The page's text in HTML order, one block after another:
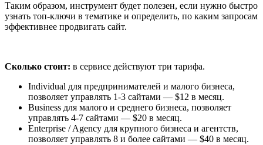
Таким образом, инструмент будет полезен, если нужно быстро
узнать топ-ключи в тематике и определить, по каким запросам
эффективнее продвигать сайт.
Сколько стоит: в сервисе действуют три тарифа.
Individual для предпринимателей и малого бизнеса,
позволяет управлять 1-3 сайтами — $12 в месяц.
Business для малого и среднего бизнеса, позволяет
управлять 4-7 сайтами — $20 в месяц.
Enterprise / Agency для крупного бизнеса и агентств,
позволяет управлять 8 и более сайтами — $40 в месяц.